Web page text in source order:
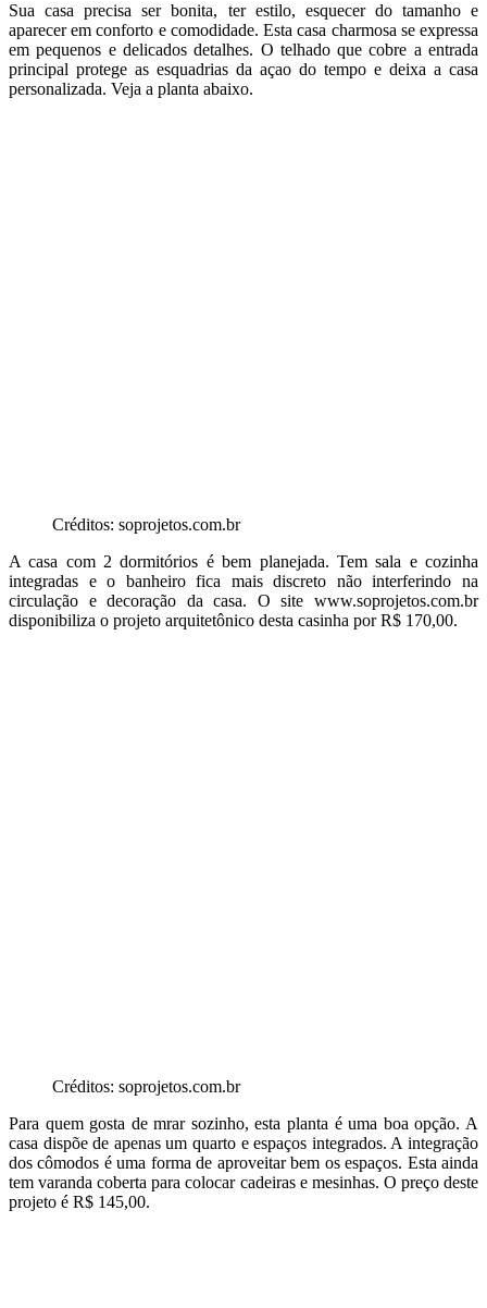
Sua casa precisa ser bonita, ter estilo, esquecer do tamanho e
aparecer em conforto e comodidade. Esta casa charmosa se expressa
em pequenos e delicados detalhes. O telhado que cobre a entrada
principal protege as esquadrias da açao do tempo e deixa a casa
personalizada. Veja a planta abaixo.
Créditos: soprojetos.com.br
A casa com 2 dormitórios é bem planejada. Tem sala e cozinha
integradas e o banheiro fica mais discreto não interferindo na
circulação e decoração da casa. O site www.soprojetos.com.br
disponibiliza o projeto arquitetônico desta casinha por R$ 170,00.
Créditos: soprojetos.com.br
Para quem gosta de mrar sozinho, esta planta é uma boa opção. A
casa dispõe de apenas um quarto e espaços integrados. A integração
dos cômodos é uma forma de aproveitar bem os espaços. Esta ainda
tem varanda coberta para colocar cadeiras e mesinhas. O preço deste
projeto é R$ 145,00.